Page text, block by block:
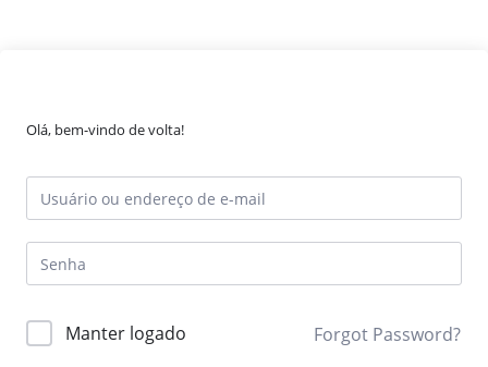
Olá, bem-vindo de volta!
Manter logado Forgot Password?